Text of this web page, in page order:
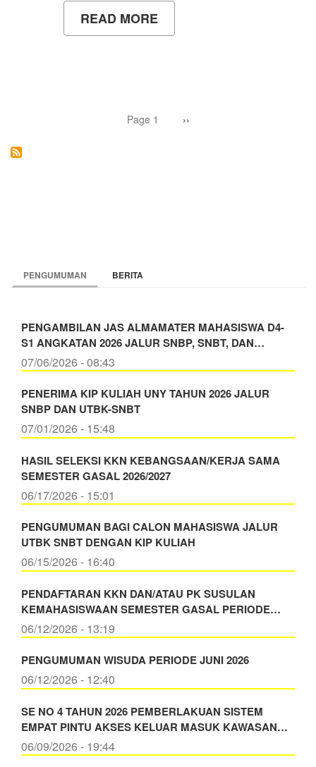
READ MORE
PEMKAB
UNTUK
Page 1 Next
››
PENGUMUMAN BERITA
PENGAMBILAN JAS ALMAMATER MAHASISWA D4-
S1 ANGKATAN 2026 JALUR SNBP, SNBT, DAN…
07/06/2026 - 08:43
PENERIMA KIP KULIAH UNY TAHUN 2026 JALUR
SNBP DAN UTBK-SNBT
07/01/2026 - 15:48
HASIL SELEKSI KKN KEBANGSAAN/KERJA SAMA
SEMESTER GASAL 2026/2027
06/17/2026 - 15:01
PENGUMUMAN BAGI CALON MAHASISWA JALUR
UTBK SNBT DENGAN KIP KULIAH
06/15/2026 - 16:40
PENDAFTARAN KKN DAN/ATAU PK SUSULAN
KEMAHASISWAAN SEMESTER GASAL PERIODE…
06/12/2026 - 13:19
PENGUMUMAN WISUDA PERIODE JUNI 2026
06/12/2026 - 12:40
SE NO 4 TAHUN 2026 PEMBERLAKUAN SISTEM
EMPAT PINTU AKSES KELUAR MASUK KAWASAN…
06/09/2026 - 19:44